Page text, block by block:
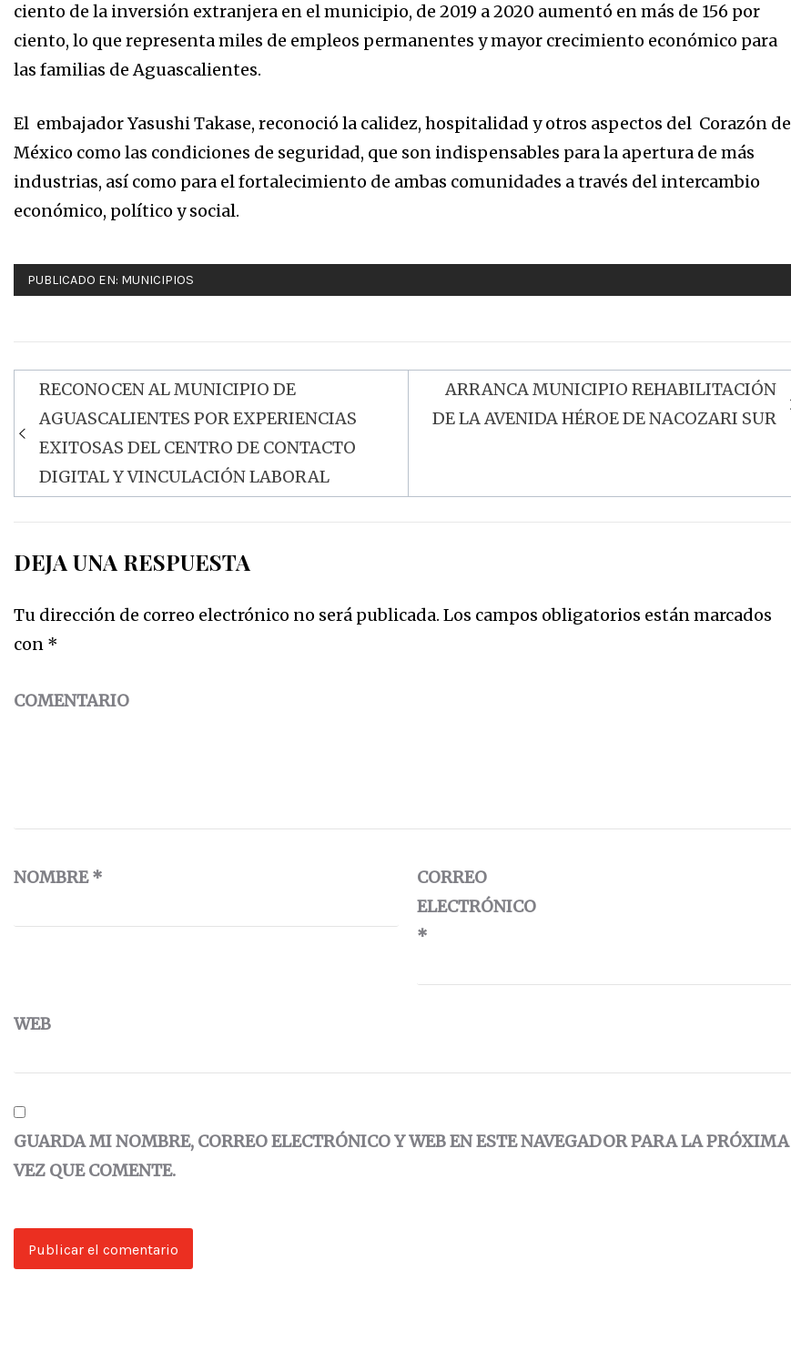
ciento de la inversión extranjera en el municipio, de 2019 a 2020 aumentó en más de 156 por
ciento, lo que representa miles de empleos permanentes y mayor crecimiento económico para
las familias de Aguascalientes.
El embajador Yasushi Takase, reconoció la calidez, hospitalidad y otros aspectos del Corazón de
México como las condiciones de seguridad, que son indispensables para la apertura de más
industrias, así como para el fortalecimiento de ambas comunidades a través del intercambio
económico, político y social.
PUBLICADO EN: MUNICIPIOS
Navegación
de
entradas
RECONOCEN AL MUNICIPIO DE
AGUASCALIENTES POR EXPERIENCIAS
EXITOSAS DEL CENTRO DE CONTACTO
DIGITAL Y VINCULACIÓN LABORAL
ARRANCA MUNICIPIO REHABILITACIÓN
DE LA AVENIDA HÉROE DE NACOZARI SUR
DEJA UNA RESPUESTA
Tu dirección de correo electrónico no será publicada. Los campos obligatorios están marcados
con *
COMENTARIO
NOMBRE*
CORREO
ELECTRÓNICO
*
WEB
GUARDA MI NOMBRE, CORREO ELECTRÓNICO Y WEB EN ESTE NAVEGADOR PARA LA PRÓXIMA
VEZ QUE COMENTE.